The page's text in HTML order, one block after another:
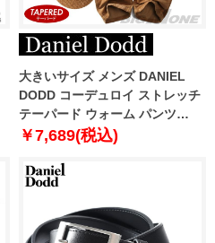
大きいサイズ メンズ DANIEL
DODD コーデュロイ ストレッチ
テーパード ウォーム パンツ
azp220502201t
￥7,689(税込)